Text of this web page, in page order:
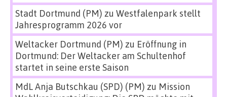
Stadt Dortmund (PM) zu Westfalenpark stellt
Jahresprogramm 2026 vor
Weltacker Dortmund (PM) zu Eröffnung in
Dortmund: Der Weltacker am Schultenhof
startet in seine erste Saison
MdL Anja Butschkau (SPD) (PM) zu Mission